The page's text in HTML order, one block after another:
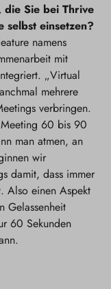
Sie bei Thrive
selbst einsetzen?
namens
mit
„Virtual
mehrere
verbringen.
60 bis 90
man atmen, an
wir
damit, dass immer
Also einen Aspekt
Gelassenheit
60 Sekunden